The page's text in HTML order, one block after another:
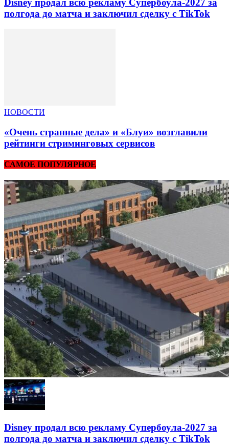
полгода до матча и заключил сделку с TikTok
НОВОСТИ
«Очень странные дела» и «Блуи» возглавили
рейтинги стриминговых сервисов
САМОЕ ПОПУЛЯРНОЕ
Disney продал всю рекламу Супербоула-2027 за
полгода до матча и заключил сделку с TikTok